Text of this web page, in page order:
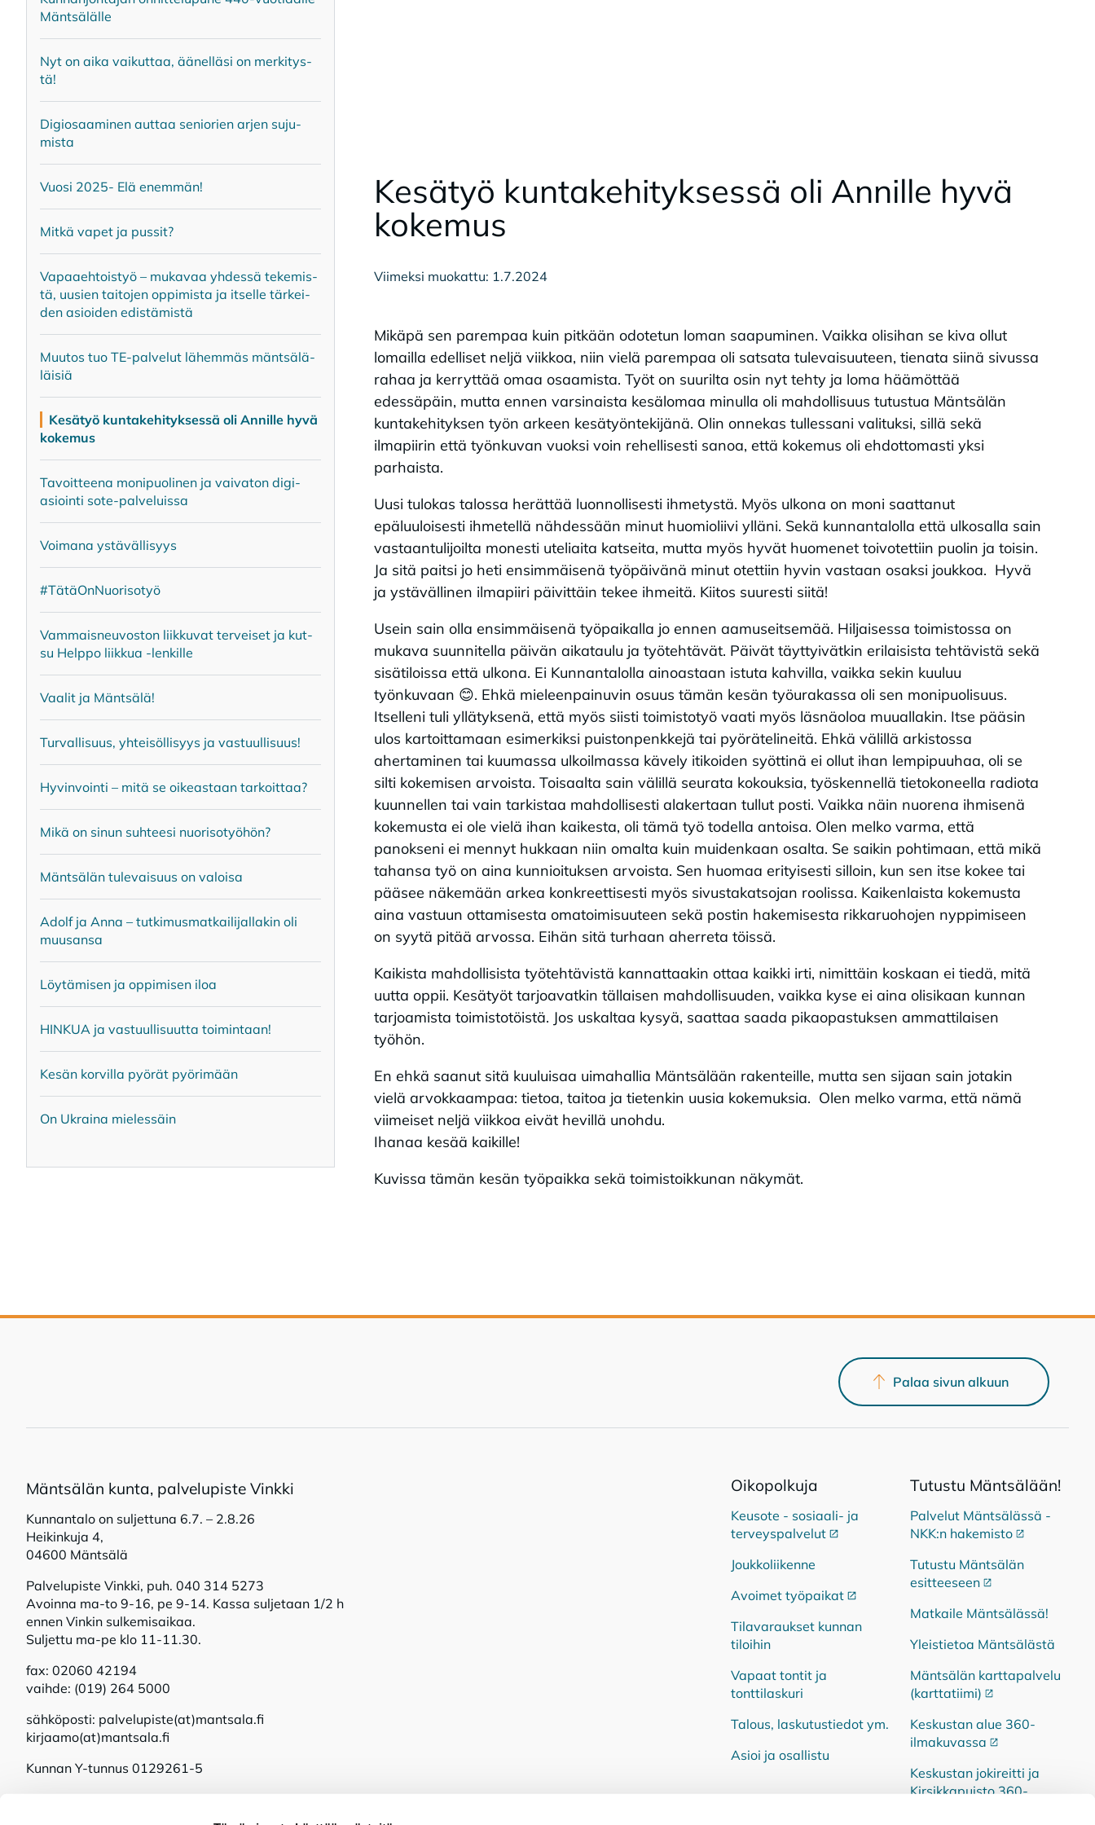
Ke­sä­työ kun­ta­ke­hi­tyk­ses­sä oli An­nil­le hyvä
ko­ke­mus
Viimeksi muokattu: 1.7.2024
Mikäpä sen parempaa kuin pitkään odotetun loman saapuminen. Vaikka olisihan se kiva ollut
lomailla edelliset neljä viikkoa, niin vielä parempaa oli satsata tulevaisuuteen, tienata siinä sivussa
rahaa ja kerryttää omaa osaamista. Työt on suurilta osin nyt tehty ja loma häämöttää
edessäpäin, mutta ennen varsinaista kesälomaa minulla oli mahdollisuus tutustua Mäntsälän
kuntakehityksen työn arkeen kesätyöntekijänä. Olin onnekas tullessani valituksi, sillä sekä
ilmapiirin että työnkuvan vuoksi voin rehellisesti sanoa, että kokemus oli ehdottomasti yksi
parhaista.
Uusi tulokas talossa herättää luonnollisesti ihmetystä. Myös ulkona on moni saattanut
epäluuloisesti ihmetellä nähdessään minut huomioliivi ylläni. Sekä kunnantalolla että ulkosalla sain
vastaantulijoilta monesti uteliaita katseita, mutta myös hyvät huomenet toivotettiin puolin ja toisin.
Ja sitä paitsi jo heti ensimmäisenä työpäivänä minut otettiin hyvin vastaan osaksi joukkoa. Hyvä
ja ystävällinen ilmapiiri päivittäin tekee ihmeitä. Kiitos suuresti siitä!
Usein sain olla ensimmäisenä työpaikalla jo ennen aamuseitsemää. Hiljaisessa toimistossa on
mukava suunnitella päivän aikataulu ja työtehtävät. Päivät täyttyivätkin erilaisista tehtävistä sekä
sisätiloissa että ulkona. Ei Kunnantalolla ainoastaan istuta kahvilla, vaikka sekin kuuluu
työnkuvaan 😊. Ehkä mieleenpainuvin osuus tämän kesän työurakassa oli sen monipuolisuus.
Itselleni tuli yllätyksenä, että myös siisti toimistotyö vaati myös läsnäoloa muuallakin. Itse pääsin
ulos kartoittamaan esimerkiksi puistonpenkkejä tai pyörätelineitä. Ehkä välillä arkistossa
ahertaminen tai kuumassa ulkoilmassa kävely itikoiden syöttinä ei ollut ihan lempipuuhaa, oli se
silti kokemisen arvoista. Toisaalta sain välillä seurata kokouksia, työskennellä tietokoneella radiota
kuunnellen tai vain tarkistaa mahdollisesti alakertaan tullut posti. Vaikka näin nuorena ihmisenä
kokemusta ei ole vielä ihan kaikesta, oli tämä työ todella antoisa. Olen melko varma, että
panokseni ei mennyt hukkaan niin omalta kuin muidenkaan osalta. Se saikin pohtimaan, että mikä
tahansa työ on aina kunnioituksen arvoista. Sen huomaa erityisesti silloin, kun sen itse kokee tai
pääsee näkemään arkea konkreettisesti myös sivustakatsojan roolissa. Kaikenlaista kokemusta
aina vastuun ottamisesta omatoimisuuteen sekä postin hakemisesta rikkaruohojen nyppimiseen
on syytä pitää arvossa. Eihän sitä turhaan aherreta töissä.
Kaikista mahdollisista työtehtävistä kannattaakin ottaa kaikki irti, nimittäin koskaan ei tiedä, mitä
uutta oppii. Kesätyöt tarjoavatkin tällaisen mahdollisuuden, vaikka kyse ei aina olisikaan kunnan
tarjoamista toimistotöistä. Jos uskaltaa kysyä, saattaa saada pikaopastuksen ammattilaisen
työhön.
En ehkä saanut sitä kuuluisaa uimahallia Mäntsälään rakenteille, mutta sen sijaan sain jotakin
vielä arvokkaampaa: tietoa, taitoa ja tietenkin uusia kokemuksia. Olen melko varma, että nämä
viimeiset neljä viikkoa eivät hevillä unohdu.
Ihanaa kesää kaikille!
Kuvissa tämän kesän työpaikka sekä toimistoikkunan näkymät.
Mänt­sä­läl­le
Nyt on aika vai­kut­taa, ää­nel­lä­si on mer­ki­tys­
tä!
Di­gio­saa­mi­nen aut­taa se­nio­rien ar­jen su­ju­
mis­ta
Vuo­si 2025- Elä enem­män!
Mit­kä va­pet ja pus­sit?
Va­paa­eh­tois­työ – mu­ka­vaa yh­des­sä te­ke­mis­
tä, uusien tai­to­jen op­pi­mis­ta ja it­sel­le tär­kei­
den asioi­den edis­tä­mis­tä
Muu­tos tuo TE-pal­ve­lut lä­hem­mäs mänt­sä­lä­
läi­siä
Ke­sä­työ kun­ta­ke­hi­tyk­ses­sä oli An­nil­le hyvä
ko­ke­mus
Ta­voit­tee­na mo­ni­puo­li­nen ja vai­va­ton di­gi­
asioin­ti sote-pal­ve­luis­sa
Voi­ma­na ys­tä­väl­li­syys
#Tä­tä­On­Nuo­ri­so­työ
Vam­mais­neu­vos­ton liik­ku­vat ter­vei­set ja kut­
su Help­po liik­kua -len­kil­le
Vaa­lit ja Mänt­sä­lä!
Tur­val­li­suus, yh­tei­söl­li­syys ja vas­tuul­li­suus!
Hy­vin­voin­ti – mitä se oi­keas­taan tar­koit­taa?
Mikä on si­nun suh­tee­si nuo­ri­so­työ­hön?
Mänt­sä­län tu­le­vai­suus on va­loi­sa
Adolf ja Anna – tut­ki­mus­mat­kai­li­jal­la­kin oli
muusan­sa
Löy­tä­mi­sen ja op­pi­mi­sen iloa
HIN­KUA ja vas­tuul­li­suut­ta toi­min­taan!
Ke­sän kor­vil­la pyö­rät pyö­ri­mään
On Ukrai­na mie­les­säin
Mänt­sä­län kun­ta, pal­ve­lu­pis­te Vink­ki
Kunnantalo on suljettuna 6.7. – 2.8.26
Heikinkuja 4,
04600 Mäntsälä
Palvelupiste Vinkki, puh. 040 314 5273
Avoinna ma-to 9-16, pe 9-14. Kassa suljetaan 1/2 h
ennen Vinkin sulkemisaikaa.
Suljettu ma-pe klo 11-11.30.
fax: 02060 42194
vaihde: (019) 264 5000
sähköposti: palvelupiste(at)mantsala.fi
kirjaamo(at)mantsala.fi
Kunnan Y-tunnus 0129261-5
Oi­ko­pol­ku­ja
Keusote - sosiaali- ja
terveyspalvelutUlkoinen linkki
Joukkoliikenne
Avoimet työpaikatUlkoinen linkki
Tilavaraukset kunnan
tiloihin
Vapaat tontit ja
tonttilaskuri
Talous, laskutustiedot ym.
Asioi ja osallistu
Tu­tus­tu Mänt­sä­lään!
Palvelut Mäntsälässä -
NKK:n hakemisto Ulkoinen
Tutustu Mäntsälän
esitteeseen Ulkoinen linkki
Matkaile Mäntsälässä!
Yleistietoa Mäntsälästä
Mäntsälän karttapalvelu
(karttatiimi) Ulkoinen linkki
Keskustan alue 360-
ilmakuvassa Ulkoinen linkki
Keskustan jokireitti ja
Kirsikkapuisto 360-
Palaa sivun alkuun